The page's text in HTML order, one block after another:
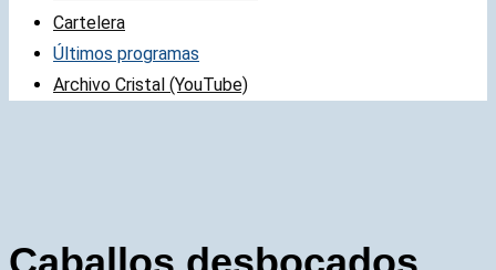
Cartelera
Últimos programas
Archivo Cristal (YouTube)